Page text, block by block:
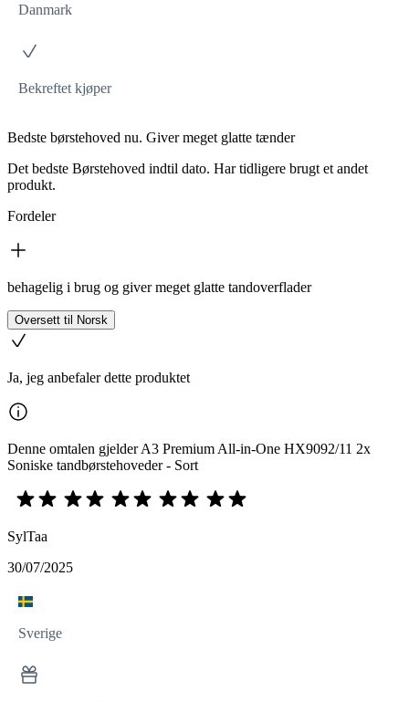
Danmark
Bekreftet kjøper
Bedste børstehoved nu. Giver meget glatte tænder
Det bedste Børstehoved indtil dato. Har tidligere brugt et andet
produkt.
Fordeler
behagelig i brug og giver meget glatte tandoverflader
Oversett til Norsk
Ja, jeg anbefaler dette produktet
Denne omtalen gjelder A3 Premium All-in-One HX9092/11 2x
Soniske tandbørstehoveder - Sort
SylTaa
30/07/2025
Sverige